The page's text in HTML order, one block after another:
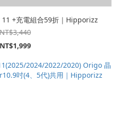
11 +充電組合59折｜Hipporizz
NT$1,999